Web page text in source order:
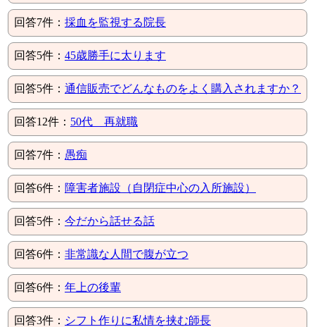
回答7件： 採血を監視する院長
回答5件： 45歳勝手に太ります
回答5件： 通信販売でどんなものをよく購入されますか？
回答12件： 50代 再就職
回答7件： 愚痴
回答6件： 障害者施設（自閉症中心の入所施設）
回答5件： 今だから話せる話
回答6件： 非常識な人間で腹が立つ
回答6件： 年上の後輩
回答3件： シフト作りに私情を挟む師長